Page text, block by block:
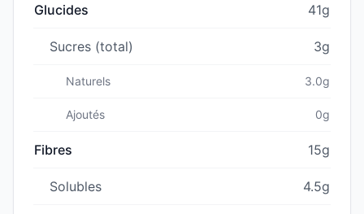
Glucides 41g
Sucres (total) 3g
Naturels 3.0g
Ajoutés 0g
Fibres 15g
Solubles 4.5g